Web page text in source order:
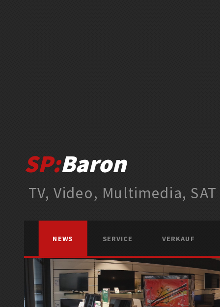
SP:Baron
TV, Video, Multimedia,
NEWS SERVICE VERKAUF